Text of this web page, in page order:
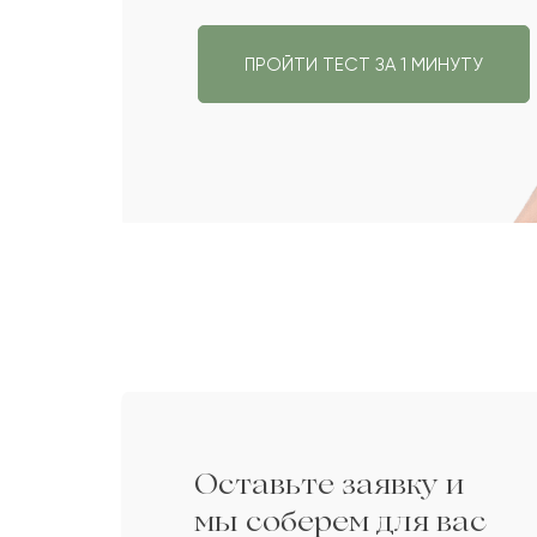
ПРОЙТИ ТЕСТ ЗА 1 МИНУТУ
Оставьте заявку и
мы соберем для вас